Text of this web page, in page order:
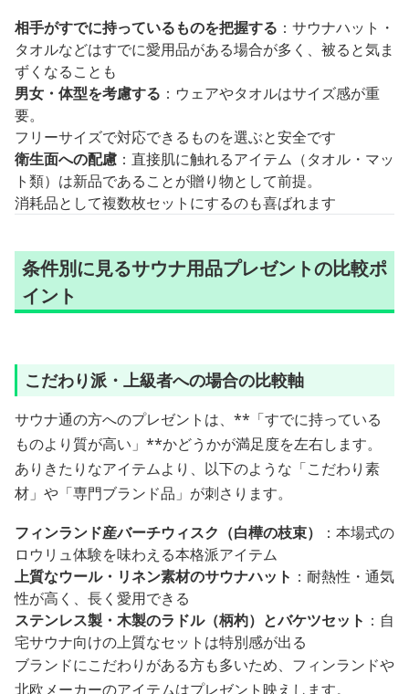
相手がすでに持っているものを把握する ：サウナハット・
タオルなどはすでに愛用品がある場合が多く、被ると気ま
ずくなることも
男女・体型を考慮する ：ウェアやタオルはサイズ感が重
要。
フリーサイズで対応できるものを選ぶと安全です
衛生面への配慮 ：直接肌に触れるアイテム（タオル・マッ
ト類）は新品であることが贈り物として前提。
消耗品として複数枚セットにするのも喜ばれます
条件別に見るサウナ用品プレゼントの比較ポ
イント
こだわり派・上級者への場合の比較軸
サウナ通の方へのプレゼントは、**「すでに持っている
ものより質が高い」**かどうかが満足度を左右します。
ありきたりなアイテムより、以下のような「こだわり素
材」や「専門ブランド品」が刺さります。
フィンランド産バーチウィスク（白樺の枝束）
：本場式の
ロウリュ体験を味わえる本格派アイテム
上質なウール・リネン素材のサウナハット ：耐熱性・通気
性が高く、長く愛用できる
ステンレス製・木製のラドル（柄杓）とバケツセット ：自
宅サウナ向けの上質なセットは特別感が出る
ブランドにこだわりがある方も多いため、フィンランドや
北欧メーカーのアイテムはプレゼント映えします。